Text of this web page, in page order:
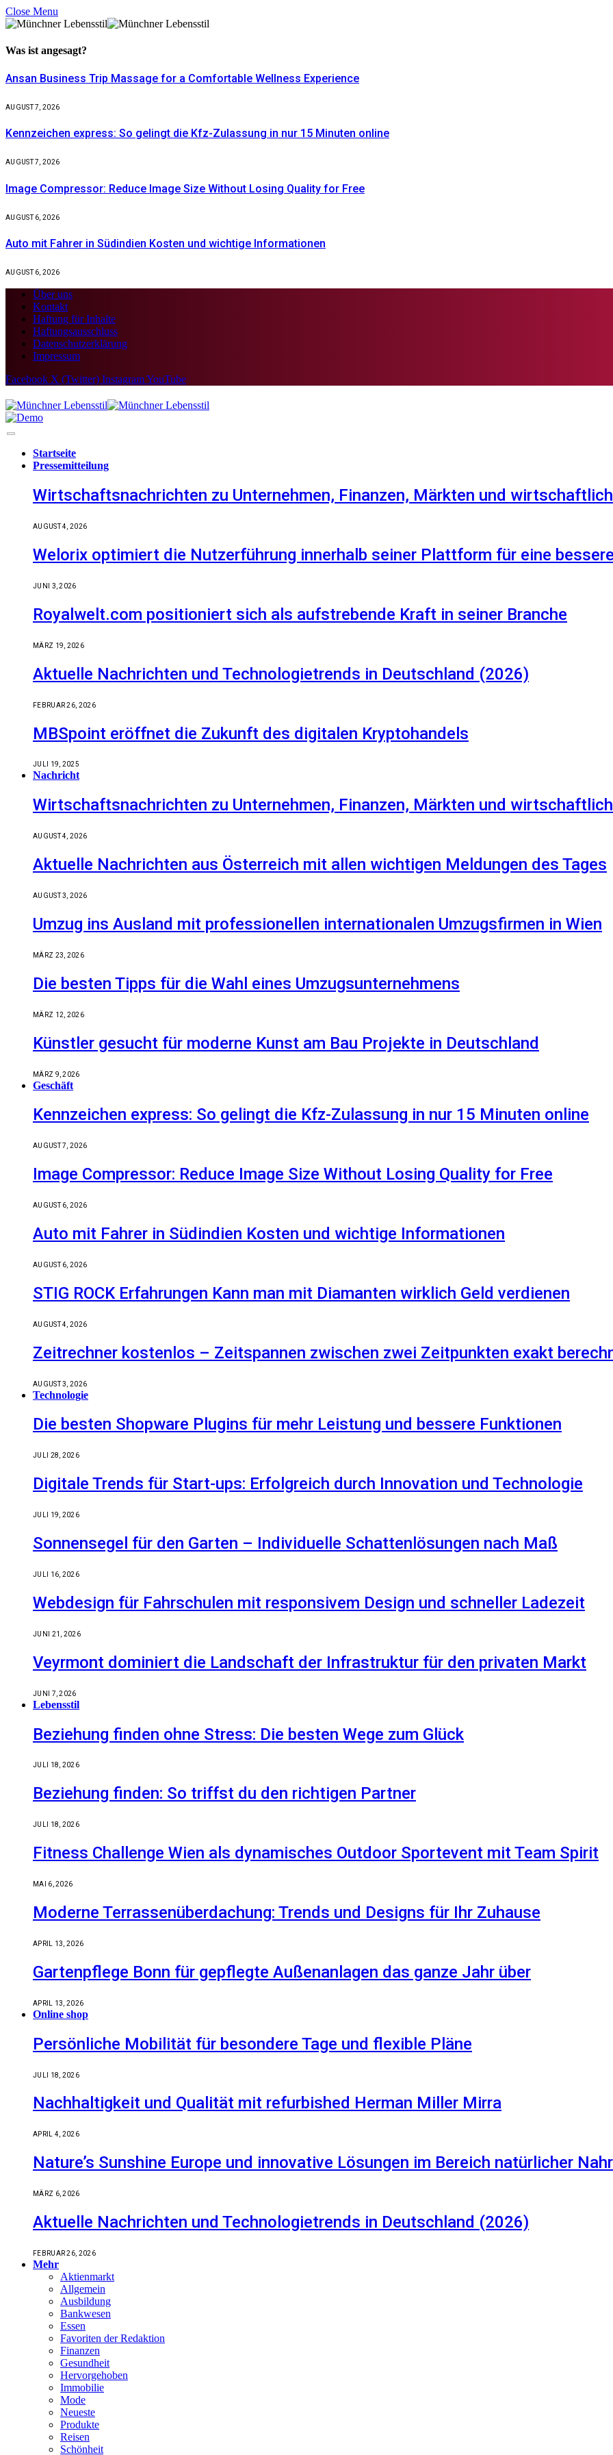
Close Menu
Was ist angesagt?
Ansan Business Trip Massage for a Comfortable Wellness Experience
AUGUST 7, 2026
Kennzeichen express: So gelingt die Kfz-Zulassung in nur 15 Minuten online
AUGUST 7, 2026
Image Compressor: Reduce Image Size Without Losing Quality for Free
AUGUST 6, 2026
Auto mit Fahrer in Südindien Kosten und wichtige Informationen
AUGUST 6, 2026
Über uns
Kontakt
Haftung für Inhalte
Haftungsausschluss
Datenschutzerklärung
Impressum
Facebook X (Twitter) InstagramYouTube
Startseite
Pressemitteilung
Wirtschaftsnachrichten zu Unternehmen, Finanzen, Märkten und
AUGUST 4, 2026
Welorix optimiert die Nutzerführung innerhalb seiner Plattform für eine
JUNI 3, 2026
Royalwelt.com positioniert sich als aufstrebende Kraft in seiner Branche
MÄRZ 19, 2026
Aktuelle Nachrichten und Technologietrends in Deutschland (2026)
FEBRUAR 26, 2026
MBSpoint eröffnet die Zukunft des digitalen Kryptohandels
JULI 19, 2025
Nachricht
Wirtschaftsnachrichten zu Unternehmen, Finanzen, Märkten und
AUGUST 4, 2026
Aktuelle Nachrichten aus Österreich mit allen wichtigen Meldungen des Tages
AUGUST 3, 2026
Umzug ins Ausland mit professionellen internationalen Umzugsfirmen in Wien
MÄRZ 23, 2026
Die besten Tipps für die Wahl eines Umzugsunternehmens
MÄRZ 12, 2026
Künstler gesucht für moderne Kunst am Bau Projekte in Deutschland
MÄRZ 9, 2026
Geschäft
Kennzeichen express: So gelingt die Kfz-Zulassung in nur 15 Minuten online
AUGUST 7, 2026
Image Compressor: Reduce Image Size Without Losing Quality for Free
AUGUST 6, 2026
Auto mit Fahrer in Südindien Kosten und wichtige Informationen
AUGUST 6, 2026
STIG ROCK Erfahrungen Kann man mit Diamanten wirklich Geld verdienen
AUGUST 4, 2026
Zeitrechner kostenlos – Zeitspannen zwischen zwei Zeitpunkten exakt
AUGUST 3, 2026
Technologie
Die besten Shopware Plugins für mehr Leistung und bessere Funktionen
JULI 28, 2026
Digitale Trends für Start-ups: Erfolgreich durch Innovation und Technologie
JULI 19, 2026
Sonnensegel für den Garten – Individuelle Schattenlösungen nach Maß
JULI 16, 2026
Webdesign für Fahrschulen mit responsivem Design und schneller Ladezeit
JUNI 21, 2026
Veyrmont dominiert die Landschaft der Infrastruktur für den privaten Markt
JUNI 7, 2026
Lebensstil
Beziehung finden ohne Stress: Die besten Wege zum Glück
JULI 18, 2026
Beziehung finden: So triffst du den richtigen Partner
JULI 18, 2026
Fitness Challenge Wien als dynamisches Outdoor Sportevent mit Team Spirit
MAI 6, 2026
Moderne Terrassenüberdachung: Trends und Designs für Ihr Zuhause
APRIL 13, 2026
Gartenpflege Bonn für gepflegte Außenanlagen das ganze Jahr über
APRIL 13, 2026
Online shop
Persönliche Mobilität für besondere Tage und flexible Pläne
JULI 18, 2026
Nachhaltigkeit und Qualität mit refurbished Herman Miller Mirra
APRIL 4, 2026
Nature’s Sunshine Europe und innovative Lösungen im Bereich natürlicher
MÄRZ 6, 2026
Aktuelle Nachrichten und Technologietrends in Deutschland (2026)
FEBRUAR 26, 2026
Mehr
Aktienmarkt
Allgemein
Ausbildung
Bankwesen
Essen
Favoriten der Redaktion
Finanzen
Gesundheit
Hervorgehoben
Immobilie
Mode
Neueste
Produkte
Reisen
Schönheit